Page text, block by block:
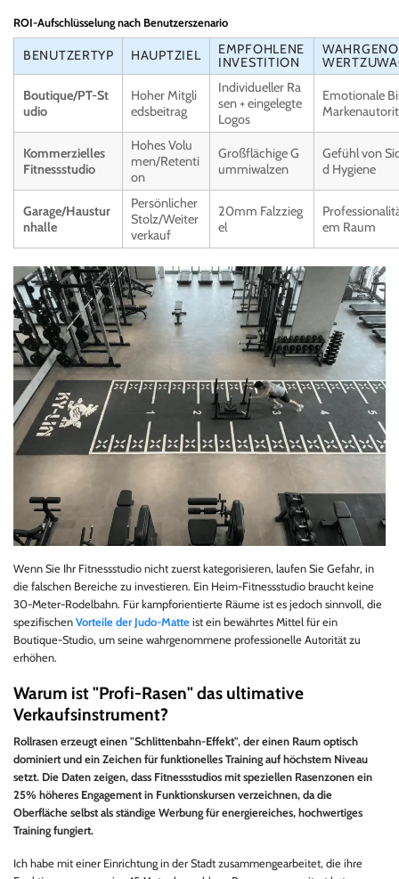
ROI-Aufschlüsselung nach Benutzerszenario
BENUTZERTYP HAUPTZIEL
EMPFOHLENE
INVESTITION
Boutique/PT-St
udio
Hoher Mitgli
edsbeitrag
Individueller Ra
sen + eingelegte
Logos
Emotionale
Kommerzielles
Fitnessstudio
Hohes Volu
men/Retenti
on
Großflächige G
ummiwalzen
Gefühl von
d Hygiene
Garage/Haustur
nhalle
Persönlicher
Stolz/Weiter
verkauf
20mm Falzzieg
el
em Raum
Wenn Sie Ihr Fitnessstudio nicht zuerst kategorisieren, laufen Sie Gefahr, in
die falschen Bereiche zu investieren. Ein Heim-Fitnessstudio braucht keine
30-Meter-Rodelbahn. Für kampforientierte Räume ist es jedoch sinnvoll, die
spezifischen Vorteile der Judo-Matte ist ein bewährtes Mittel für ein
Boutique-Studio, um seine wahrgenommene professionelle Autorität zu
erhöhen.
Warum ist "Profi-Rasen" das ultimative
Verkaufsinstrument?
Rollrasen erzeugt einen "Schlittenbahn-Effekt", der einen Raum optisch
dominiert und ein Zeichen für funktionelles Training auf höchstem Niveau
setzt. Die Daten zeigen, dass Fitnessstudios mit speziellen Rasenzonen ein
25% höheres Engagement in Funktionskursen verzeichnen, da die
Oberfläche selbst als ständige Werbung für energiereiches, hochwertiges
Training fungiert.
Ich habe mit einer Einrichtung in der Stadt zusammengearbeitet, die ihre